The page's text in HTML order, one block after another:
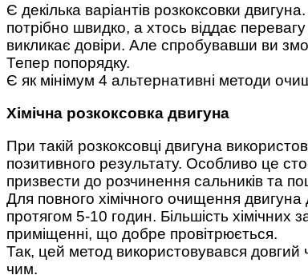
Є декілька варіантів розкоксовки
потрібно швидко, а хтось віддає
викликає довіри. Але спробувавши ви
Тепер попорядку.
Є як мінімум 4 альтернативні методи
Хімічна розкоксовка двигуна
При такій розкоксовці двигуна
позитивного результату. Особливо це
призвести до розчинення сальників та
Для повного хімічного очищення двигуна
протягом 5-10 годин. Більшість
приміщенні, що добре провітрюється.
Так, цей метод використовувався довгий
чим.